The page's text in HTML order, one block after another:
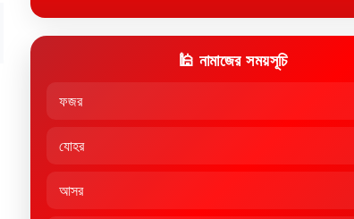
🕌 নামাজের সময়সূচি
ফজর
যোহর
আসর